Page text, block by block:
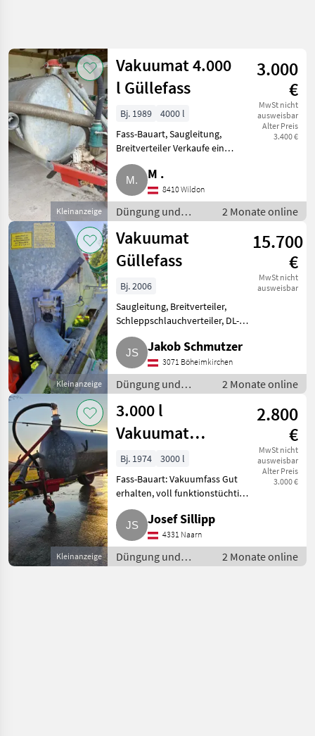
Kleinanzeige
Vakuumat 4.000
l Güllefass
3.000
€
MwSt nicht
ausweisbar
Alter Preis
3.400 €
Bj. 1989
4000 l
Fass-Bauart, Saugleitung,
Breitverteiler Verkaufe ein
gebrauchtes 4.000 l Güllefass.
Verzinkter Behälter,
Vakuumpumpe, mit
Ansaugschlauch, stand immer
trocken in der H
M .
8410 Wildon
Düngung und
Beregnung /
Güllefässer
2 Monate online
Kleinanzeige
Vakuumat
Güllefass
15.700
€
MwSt nicht
ausweisbar
Bj. 2006
Saugleitung, Breitverteiler,
Schleppschlauchverteiler, DL-
Anlage: DL-Anlage mit ALB 6.800
l Fassungsvermögen,
Schwanenhalsverteiler und 12
m Schleppschlauchgestänge, Ve
Jakob Schmutzer
3071 Böheimkirchen
Düngung und
Beregnung /
Güllefässer
2 Monate online
Kleinanzeige
3.000 l
Vakuumat
Vakuumfass
2.800
€
MwSt nicht
ausweisbar
Alter Preis
3.000 €
Bj. 1974
3000 l
Fass-Bauart: Vakuumfass Gut
erhalten, voll funktionstüchtig.
Düngung und Beregnung
GüllefässerJosef Sillipp
4331 Naarn
Düngung und
Beregnung /
2 Monate online